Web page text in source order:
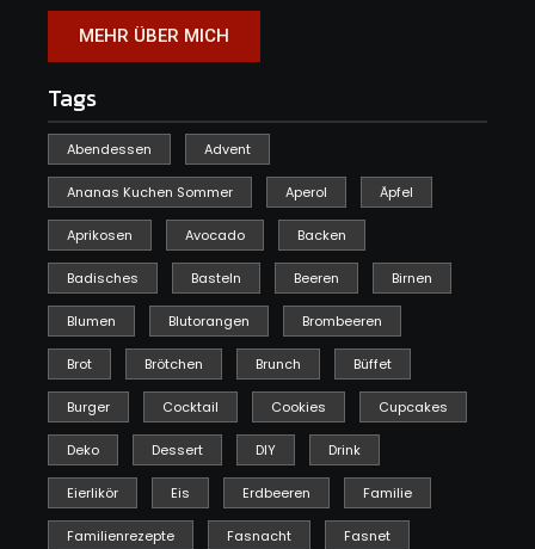
MEHR ÜBER MICH
Tags
Abendessen Advent
Ananas Kuchen Sommer Aperol Äpfel
Aprikosen Avocado Backen
Badisches Basteln Beeren Birnen
Blumen Blutorangen Brombeeren
Brot Brötchen Brunch Büffet
Burger Cocktail Cookies Cupcakes
Deko Dessert DIY Drink
Eierlikör Eis Erdbeeren Familie
Familienrezepte Fasnacht Fasnet